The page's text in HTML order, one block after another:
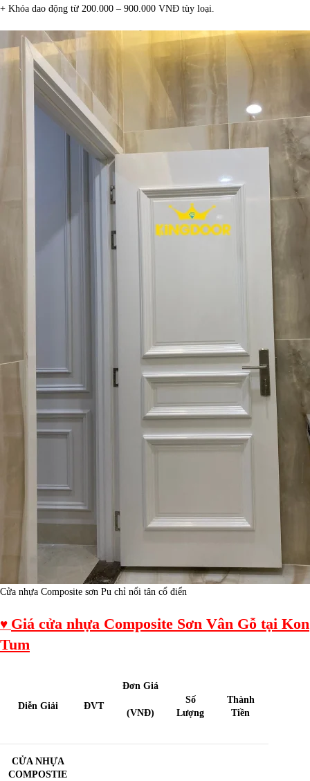
+ Khóa dao động từ 200.000 – 900.000 VNĐ tùy loại.
Cửa nhựa Composite sơn Pu chỉ nổi tân cổ điển
♥ Giá cửa nhựa Composite Sơn Vân Gỗ tại Kon
Tum
Diễn Giải ĐVT
Đơn Giá
(VNĐ)
Số
Lượng
Thành
Tiền
CỬA NHỰA
COMPOSTIE